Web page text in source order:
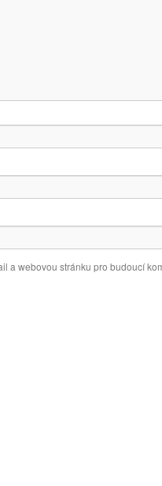
a webovou stránku pro budoucí